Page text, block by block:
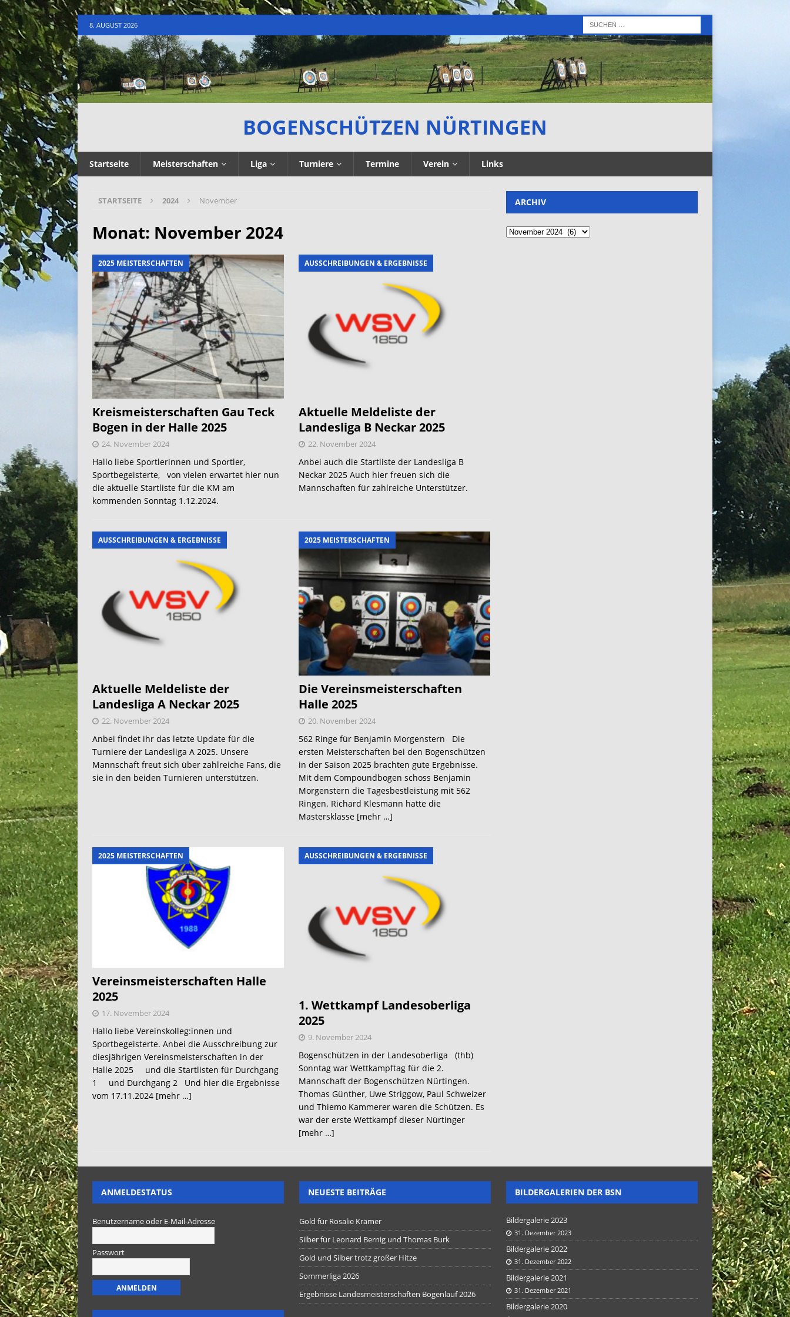
8. AUGUST 2026
BOGENSCHÜTZEN NÜRTINGEN
Startseite Meisterschaften Liga Turniere Termine Verein Links
STARTSEITE 2024 November
Monat: November 2024
2025 MEISTERSCHAFTEN
Kreismeisterschaften Gau Teck
Bogen in der Halle 2025
24. November 2024
Hallo liebe Sportlerinnen und Sportler,
Sportbegeisterte, von vielen erwartet hier nun
die aktuelle Startliste für die KM am
kommenden Sonntag 1.12.2024.
AUSSCHREIBUNGEN & ERGEBNISSE
Aktuelle Meldeliste der
Landesliga B Neckar 2025
22. November 2024
Anbei auch die Startliste der Landesliga B
Neckar 2025 Auch hier freuen sich die
Mannschaften für zahlreiche Unterstützer.
AUSSCHREIBUNGEN & ERGEBNISSE
Aktuelle Meldeliste der
Landesliga A Neckar 2025
22. November 2024
Anbei findet ihr das letzte Update für die
Turniere der Landesliga A 2025. Unsere
Mannschaft freut sich über zahlreiche Fans, die
sie in den beiden Turnieren unterstützen.
2025 MEISTERSCHAFTEN
Die Vereinsmeisterschaften
Halle 2025
20. November 2024
562 Ringe für Benjamin Morgenstern Die
ersten Meisterschaften bei den Bogenschützen
in der Saison 2025 brachten gute Ergebnisse.
Mit dem Compoundbogen schoss Benjamin
Morgenstern die Tagesbestleistung mit 562
Ringen. Richard Klesmann hatte die
Mastersklasse [mehr …]
2025 MEISTERSCHAFTEN
Vereinsmeisterschaften Halle
2025
17. November 2024
Hallo liebe Vereinskolleg:innen und
Sportbegeisterte. Anbei die Ausschreibung zur
diesjährigen Vereinsmeisterschaften in der
Halle 2025 und die Startlisten für Durchgang
1 und Durchgang 2 Und hier die Ergebnisse
vom 17.11.2024 [mehr …]
AUSSCHREIBUNGEN & ERGEBNISSE
1. Wettkampf Landesoberliga
2025
9. November 2024
Bogenschützen in der Landesoberliga (thb)
Sonntag war Wettkampftag für die 2.
Mannschaft der Bogenschützen Nürtingen.
Thomas Günther, Uwe Striggow, Paul Schweizer
und Thiemo Kammerer waren die Schützen. Es
war der erste Wettkampf dieser Nürtinger
[mehr …]
ARCHIV
ANMELDESTATUS
Benutzername oder E-Mail-Adresse
Passwort
NEUESTE BEITRÄGE
Gold für Rosalie Krämer
Silber für Leonard Bernig und Thomas Burk
Gold und Silber trotz großer Hitze
Sommerliga 2026
Ergebnisse Landesmeisterschaften Bogenlauf 2026
BILDERGALERIEN DER BSN
Bildergalerie 2023
31. Dezember 2023
Bildergalerie 2022
31. Dezember 2022
Bildergalerie 2021
31. Dezember 2021
Bildergalerie 2020